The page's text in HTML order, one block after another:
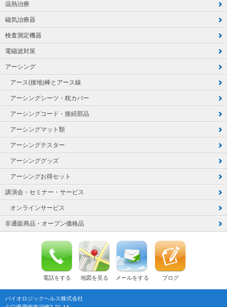
温熱治療
磁気治療器
検査測定機器
電磁波対策
アーシング
アース(接地)棒とアース線
アーシングシーツ・枕カバー
アーシングコード・接続部品
アーシングマット類
アーシングテスター
アーシンググッズ
アーシングお得セット
講演会・セミナー・サービス
オンラインサービス
非通販商品・オープン価格品
電話をする 地図を見る メールをする ブログ
バイオロジックヘルス株式会社